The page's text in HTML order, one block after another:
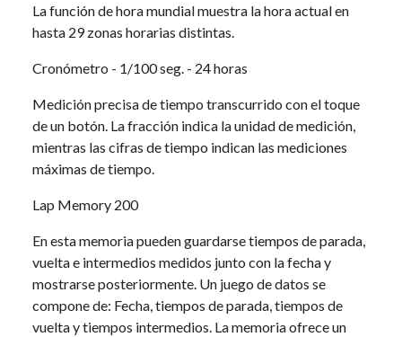
La función de hora mundial muestra la hora actual en
hasta 29 zonas horarias distintas.
Cronómetro - 1/100 seg. - 24 horas
Medición precisa de tiempo transcurrido con el toque
de un botón. La fracción indica la unidad de medición,
mientras las cifras de tiempo indican las mediciones
máximas de tiempo.
Lap Memory 200
En esta memoria pueden guardarse tiempos de parada,
vuelta e intermedios medidos junto con la fecha y
mostrarse posteriormente. Un juego de datos se
compone de: Fecha, tiempos de parada, tiempos de
vuelta y tiempos intermedios. La memoria ofrece un